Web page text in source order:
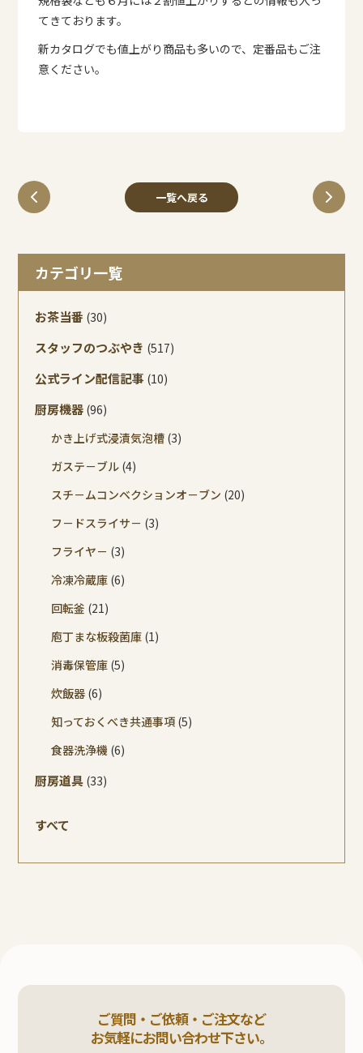
てきております。
新カタログでも値上がり商品も多いので、定番品もご注
意ください。
一覧へ戻る
カテゴリ一覧
お茶当番 (30)
スタッフのつぶやき (517)
公式ライン配信記事 (10)
厨房機器 (96)
かき上げ式浸漬気泡槽 (3)
ガステ－ブル (4)
スチ－ムコンベクションオ－ブン (20)
フ－ドスライサ－ (3)
フライヤ－ (3)
冷凍冷蔵庫 (6)
回転釜 (21)
庖丁まな板殺菌庫 (1)
消毒保管庫 (5)
炊飯器 (6)
知っておくべき共通事項 (5)
食器洗浄機 (6)
厨房道具 (33)
すべて
ご質問・ご依頼・ご注文など
お気軽にお問い合わせ下さい。